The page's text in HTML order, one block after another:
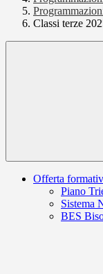
Classi terze
Offerta
Piano
Sistema
BES